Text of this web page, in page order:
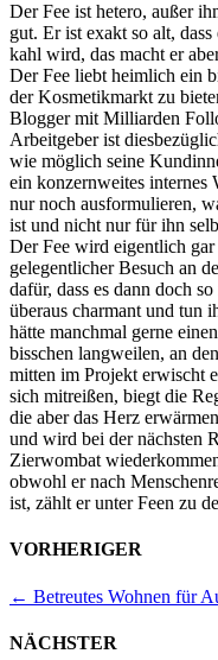
Der Fee ist hetero, außer
gut. Er ist exakt so alt,
kahl wird, das macht er
Der Fee liebt heimlich ein
der Kosmetikmarkt zu
Blogger mit Milliarden
Arbeitgeber ist
wie möglich seine
ein konzernweites internes
nur noch ausformulieren,
ist und nicht nur für ihn
Der Fee wird eigentlich
gelegentlicher Besuch an
dafür, dass es dann doch
überaus charmant und tun
hätte manchmal gerne
bisschen langweilen, an
mitten im Projekt erwischt
sich mitreißen, biegt die
die aber das Herz
und wird bei der nächsten
Zierwombat
obwohl er nach
ist, zählt er unter Feen zu
VORHERIGER
← Betreutes Wohnen für
NÄCHSTER